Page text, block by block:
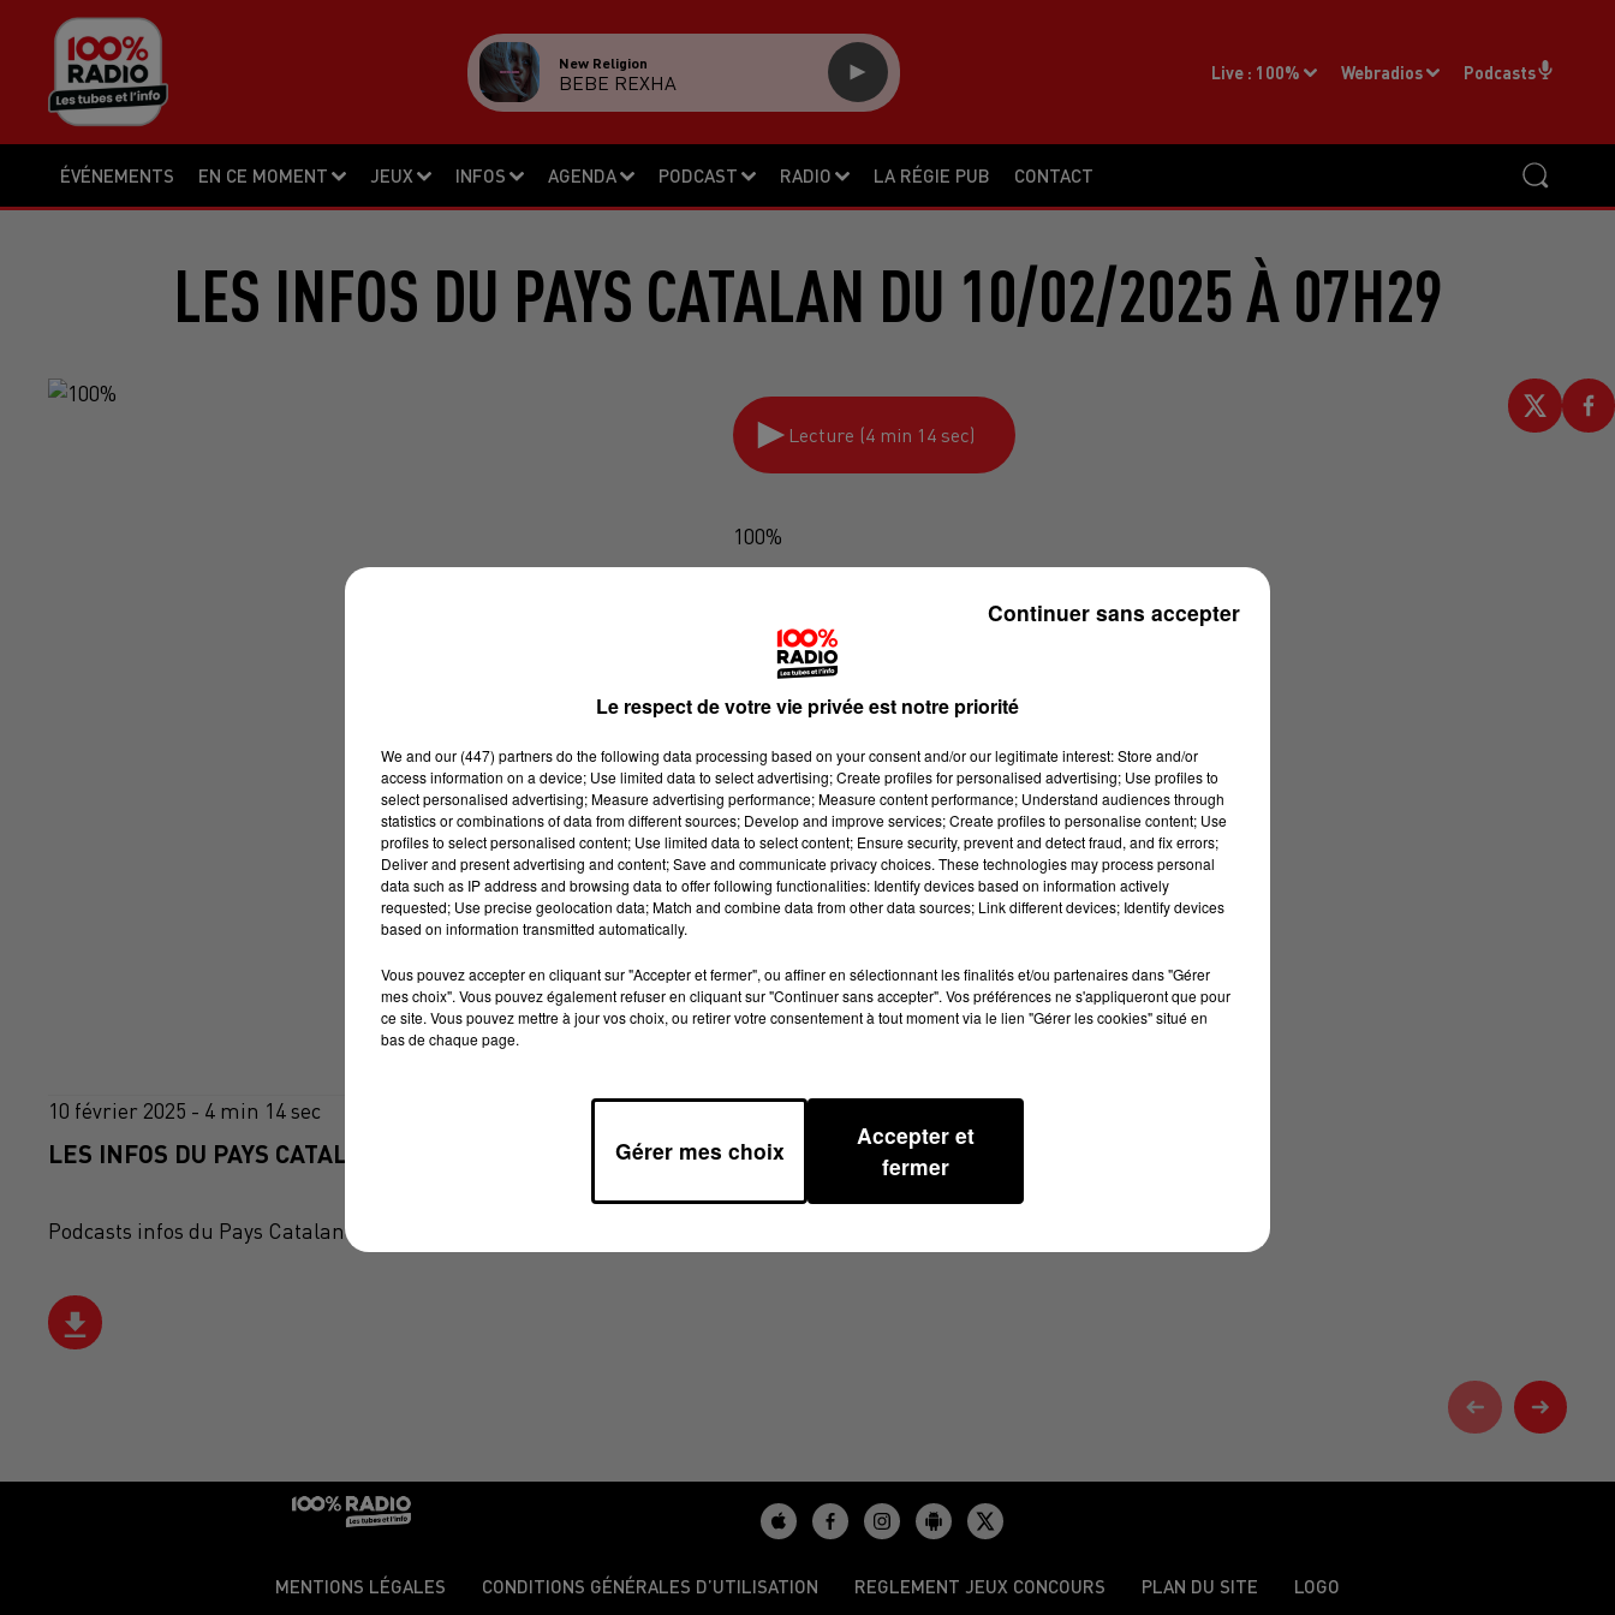
ÉVÉNEMENTS EN CE MOMENT JEUX INFOS AGENDA PODCAST RADIO LA RÉGIE PUB CONTACT
Live : 100% Webradios Podcasts
New Religion
BEBE REXHA
LES INFOS DU PAYS CATALAN DU 10/02/2025 À 07H29
Lecture (4 min 14 sec)
100%
10 février 2025 - 4 min 14 sec
LES INFOS DU PAYS CATALAN DU 10/02/2025 À 07H29
Podcasts infos du Pays Catalan
MENTIONS LÉGALES CONDITIONS GÉNÉRALES D’UTILISATION REGLEMENT JEUX CONCOURS PLAN DU SITE LOGO
Le respect de votre vie privée est notre priorité
We and our (447) partnersdo the following data processing based on your consent and/or our legitimate interest: Store and/or
access information on a device; Use limited data to select advertising; Create profiles for personalised advertising; Use profiles to
select personalised advertising; Measure advertising performance; Measure content performance; Understand audiences through
statistics or combinations of data from different sources; Develop and improve services; Create profiles to personalise content; Use
profiles to select personalised content; Use limited data to select content; Ensure security, prevent and detect fraud, and fix errors;
Deliver and present advertising and content; Save and communicate privacy choices. These technologies may process personal
data such as IP address and browsing data to offer following functionalities: Identify devices based on information actively
requested; Use precise geolocation data; Match and combine data from other data sources; Link different devices; Identify devices
based on information transmitted automatically.
Vous pouvez accepter en cliquant sur "Accepter et fermer", ou affiner en sélectionnant les finalités et/ou partenaires dans "Gérer
mes choix". Vous pouvez également refuser en cliquant sur "Continuer sans accepter". Vos préférences ne s'appliqueront que pour
ce site. Vous pouvez mettre à jour vos choix, ou retirer votre consentement à tout moment via le lien "Gérer les cookies" situé en
bas de chaque page.
Gérer mes choix
Accepter et
fermer
Continuer sans accepter